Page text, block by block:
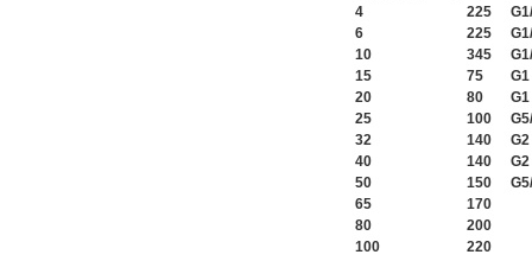
4
225
6
225
10
345
15
75
G1
20
80
G1
25
100
32
140
G2
40
140
G2
50
150
65
170
80
200
100
220